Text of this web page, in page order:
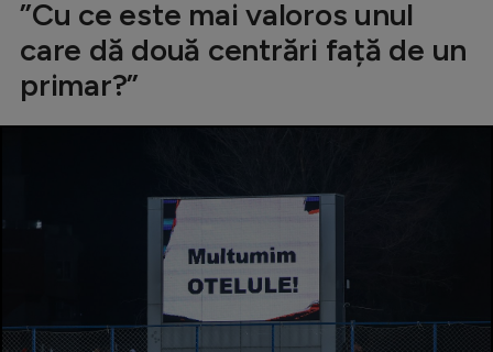
Echipa Națională
Fotbal feminin
Special
”Cu ce este mai valoros unul
care dă două centrări față de un
primar?”